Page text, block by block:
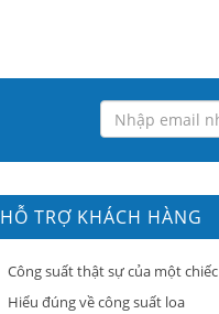
HỖ TRỢ KHÁCH HÀNG
Công suất thật sự của một
Hiểu đúng về công suất loa